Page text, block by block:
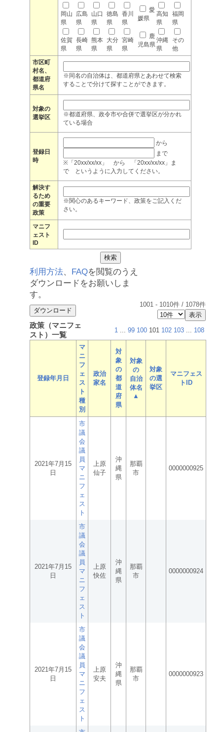
岡山
県
広島
県
山口
県
徳島
県
香川
県
愛
媛県
高知
県
福岡
県
佐賀
県
長崎
県
熊本
県
大分
県
宮崎
県
鹿
児島県
沖縄
県
その
他
市区町
村名、
都道府
県名
※同名の自治体は、都道府県とあわせて検索
することで分けて探すことができます。
対象の
選挙区
※都道府県、政令市や合併で選挙区が分かれ
ている場合
登録日
時
から
まで
※「20xx/xx/xx」 から 「20xx/xx/xx」ま
で というように入力してください。
解決す
るため
の重要
政策
※関心のあるキーワード、政策をご記入くだ
さい。
マニフ
ェスト
ID
利用方法、 FAQを閲覧のうえ
ダウンロードをお願いしま
す。
1001 - 1010件 / 1078件
政策（マニフェ
スト）一覧
1 ... 99 100 101 102 103 ... 108
登録年月日
マ
ニ
フ
ェ
ス
ト
種
別
政治
家名
対
象
の
都
道
府
県
対象
の
自治
体名
▲
対象
の選
挙区
マニフェス
トID
2021年7月15
日
市
議
会
議
員
マ
ニ
フ
ェ
ス
ト
上原
仙子
沖
縄
県
那覇
市
0000000925
2021年7月15
日
市
議
会
議
員
マ
ニ
フ
ェ
ス
ト
上原
快佐
沖
縄
県
那覇
市
0000000924
2021年7月15
日
市
議
会
議
員
マ
ニ
フ
ェ
ス
ト
上原
安夫
沖
縄
県
那覇
市
0000000923